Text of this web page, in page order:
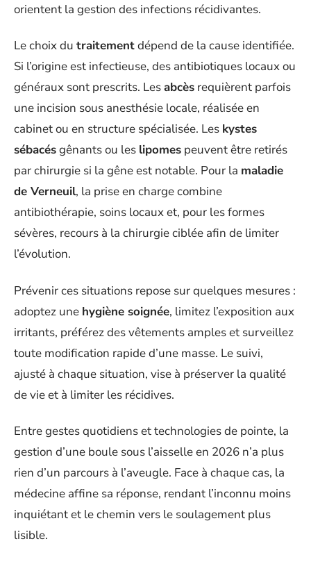
orientent la gestion des infections récidivantes.
Le choix du traitementdépend de la cause identifiée.
Si l’origine est infectieuse, des antibiotiques locaux ou
généraux sont prescrits. Lesabcès requièrent parfois
une incision sous anesthésie locale, réalisée en
cabinet ou en structure spécialisée. Les kystes
sébacésgênants ou les lipomes peuvent être retirés
par chirurgie si la gêne est notable. Pour la maladie
de Verneuil, la prise en charge combine
antibiothérapie, soins locaux et, pour les formes
sévères, recours à la chirurgie ciblée afin de limiter
l’évolution.
Prévenir ces situations repose sur quelques mesures :
adoptez une hygiène soignée, limitez l’exposition aux
irritants, préférez des vêtements amples et surveillez
toute modification rapide d’une masse. Le suivi,
ajusté à chaque situation, vise à préserver la qualité
de vie et à limiter les récidives.
Entre gestes quotidiens et technologies de pointe, la
gestion d’une boule sous l’aisselle en 2026 n’a plus
rien d’un parcours à l’aveugle. Face à chaque cas, la
médecine affine sa réponse, rendant l’inconnu moins
inquiétant et le chemin vers le soulagement plus
lisible.